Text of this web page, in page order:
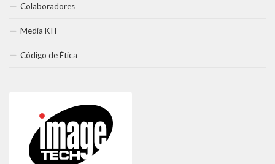
Colaboradores
Media KIT
Código de Ética